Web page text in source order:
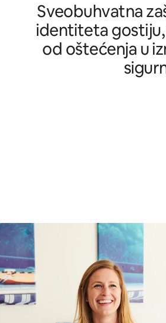
Sveobuhvatna
identiteta
od oštećenja u